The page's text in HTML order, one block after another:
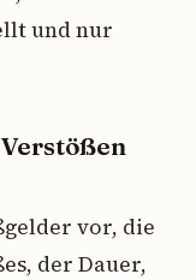
und nur
vor, die
der Dauer,